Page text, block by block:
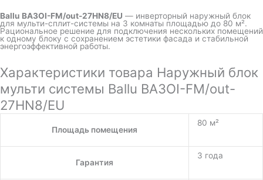
Ballu BA3OI-FM/out-27HN8/EU — инверторный наружный блок
для мульти-сплит-системы на 3 комнаты площадью до 80 м².
Рациональное решение для подключения нескольких помещений
к одному блоку с сохранением эстетики фасада и стабильной
энергоэффективной работы.
Характеристики товара Наружный блок
мульти системы Ballu BA3OI-FM/out-
27HN8/EU
Площадь помещения
80 м²
Гарантия
3 года